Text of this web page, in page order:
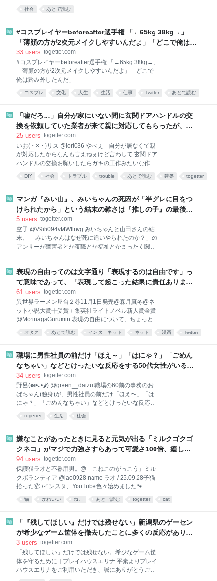
pic.x.com/PC1ACtkyfI 2026-08-05 13:16:03
れない程度にありったけ物資持ってけ。水とお茶6箱
と、カップラーメン、カレー、ご飯、お菓子、ウェッ
た 2026-08-04 20:42:53 ななし @nanashi258 ﾋｴｴたく
さん反応をいただいてしまい初のインプレゾンビまで
🙇 「事前に必要な物を聞いた方がいい」と言ったので
謎マナーが発動してヒアリング出来ず、とりあえず大
量にあっても困らない物を持たせました 行ってみれば
井戸完備のお宅だったそう🤗 2026-08-05 18:29:19
社会 あとで読む
#コスプレイヤーbeforeafter選手権 「←65kg 38kg→」
「薄顔の方が2次元メイクしやすいんだよ」「どこで俺は踏
み外したんだ」
33 users togetter.com
#コスプレイヤーbeforeafter選手権 「←65kg 38kg→」
「薄顔の方が2次元メイクしやすいんだよ」「どこで
俺は踏み外したんだ」
コスプレ 文化 人生 生活 仕事 Twitter あとで読む
「嘘だろ…」自分が家にいない間に玄関ドアハンドルの交
換を依頼していた業者が来て親に対応してもらったが、子
供の工作みたいな作業で11万円… 消費者ホットラインに電
話するも「難しいです」
25 users togetter.com
いお(・×・)リス @iori036 やべぇ 自分が居なくて親
が対応したからなんも言えねぇけど言わして 玄関ドア
ハンドルの交換お願いしたらガキの工作みたいな作業
なんだが 古いから母材も割れるのもわかる 直しがマス
キング 下穴あけてないだろって斜めビス クローザーも
だろ… pic.x.com/aGZzapNcQ2 2026-08-04 14:39:25
DIY 社会 トラブル trouble あとで読む 建築 togetter
マンガ『みい山』、みいちゃんの死因が「半グレに目をつ
けられたから」という結末の雑さは『推しの子』の最後を
思い出す「ネタにはなるけど面白くはない」
5 users togetter.com
空子 @V9ih094vMWflnvg みいちゃんと山田さんの結
末、 「みいちゃんはなぜ死に追いやられたのか？」の
アンサーが障害者とか夜職とか福祉とかまったく関係
画だったな。 2026-08-03 18:15:25
表現の自由ってのは文字通り「表現するのは自由です」っ
て意味であって、「表現して起こった結果に責任ありませ
ん」じゃないんだよ
61 users togetter.com
異世界ラーメン屋台２巻11月1日発売@森月真冬@ネ
ット小説大賞十受賞＋集英社ライトノベル新人賞金賞
@MorinagaGurumin 表現の自由について、ちょっと勘
違いしてる人多くない？ 表現の自由ってのは文字通り
「表現するのは自由です」って意味であって、「表現
よ。 みい山で作者の過去の発言が叩かれたり編集の話
が切り取られたりしてるのは、まさしく表現の自由の
結果なの。 2026-08-04 11:05:47 異世界ラーメン屋台
＋集英社ライトノベル新人賞金賞 @MorinagaGurumin
人は何を言うのも描くのも自由だけど、それを見て不
快に思ったり攻撃される可能性も受け入れなきゃいけ
ない。 編集部の「落ちていく才能」はその最たるもの
オタク あとで読む インターネット ネット 漫画 Twitter
職場に男性社員の前だけ「ほえ～」「はにゃ？」「ごめん
なちゃい」などとけったいな反応をする50代女性がいるの
で、裏で「カードキャプターババア」と呼んでいる→「う
ちの職場にもいます」「仕事ができるならそれでいいでは
ないか」
34 users togetter.com
野呂(🍛•᎑•🌶) @green__daizu 職場の60前の事務のお
ばちゃん(独身)が、男性社員の前だけ「ほえ〜」「は
にゃ？」「ごめんなちゃい」などとけったいな反応し
てるので裏でカードキャプターババアと呼んでいる。
汝のあるべき姿に戻って欲しい。 2026-08-04
@ccsakura_info 🌸HAPPY BIRTHDAY さくらちゃん🌸
今日４月１日はさくらちゃんのお誕生日です！🎂 ぜひ
さくらちゃんをお祝いしてくださいね✨ みなさまから
#カードキャプターさくら #木之本桜
pic.x.com/mYl9aBPnXB 2025-04-01 00:00:04
togetter 生活 社会
嫌なことがあったときに見ると元気が出る「ミルクゴクゴ
クネコ」がマジで力強さすらあって可愛さ100倍、癒しの
権化だこれ
94 users togetter.com
保護猫ラオと不器用男。@「こねこのがっこう」ミル
クボランティア @lao0928 name ラオ / 25.09.28子猫
拾った📦 /インスタ、YouTube色々始めました🐾
/TikTokにて22:30〜 基本毎日Live配信中🎧 / できる範
囲でネッコ様を救う活動やってます / 噂のチュパチュ
lit.link/92f1dab5-2266-…
猫 かわいい ねこ あとで読む togetter cat
「『残してほしい』だけでは残せない」新潟県のゲーセン
が希少なゲーム筐体を撤去したことに多くの反応があり、
戻すことにしたが、稼働させ続ける大変さも伝える
3 users togetter.com
「残してほしい」だけでは残せない。希少なゲーム筐
体を守るために｜プレイハウスエリナ 平素よりプレイ
ハウスエリナをご利用いただき、誠にありがとうござ